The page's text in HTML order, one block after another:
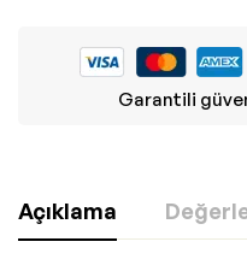
Garantili
Açıklama